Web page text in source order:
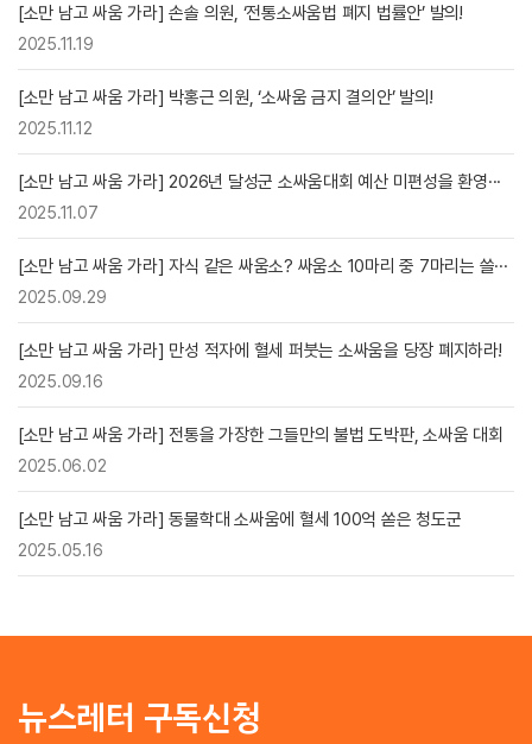
[소만 남고 싸움 가라] 손솔 의원, ‘전통소싸움법 폐지 법률안’ 발의!
2025.11.19
[소만 남고 싸움 가라] 박홍근 의원, ‘소싸움 금지 결의안’ 발의!
2025.11.12
[소만 남고 싸움 가라] 2026년 달성군 소싸움대회 예산 미편성을 환영···
2025.11.07
[소만 남고 싸움 가라] 자식 같은 싸움소? 싸움소 10마리 중 7마리는 쓸···
2025.09.29
[소만 남고 싸움 가라] 만성 적자에 혈세 퍼붓는 소싸움을 당장 폐지하라!
2025.09.16
[소만 남고 싸움 가라] 전통을 가장한 그들만의 불법 도박판, 소싸움 대회
2025.06.02
[소만 남고 싸움 가라] 동물학대 소싸움에 혈세 100억 쏟은 청도군
2025.05.16
뉴스레터 구독신청